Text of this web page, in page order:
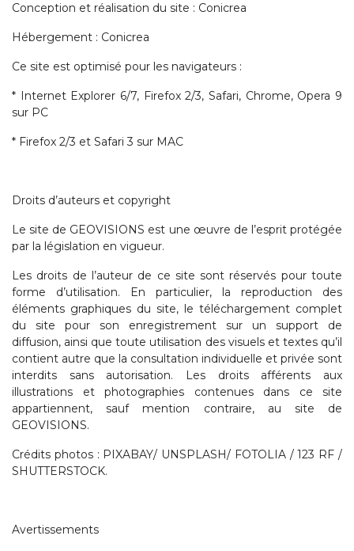
Conception et réalisation du site : Conicrea
Hébergement : Conicrea
Ce site est optimisé pour les navigateurs :
* Internet Explorer 6/7, Firefox 2/3, Safari, Chrome, Opera 9
sur PC
* Firefox 2/3 et Safari 3 sur MAC
Droits d’auteurs et copyright
Le site de GEOVISIONS est une œuvre de l’esprit protégée
par la législation en vigueur.
Les droits de l’auteur de ce site sont réservés pour toute
forme d’utilisation. En particulier, la reproduction des
éléments graphiques du site, le téléchargement complet
du site pour son enregistrement sur un support de
diffusion, ainsi que toute utilisation des visuels et textes qu’il
contient autre que la consultation individuelle et privée sont
interdits sans autorisation. Les droits afférents aux
illustrations et photographies contenues dans ce site
appartiennent, sauf mention contraire, au site de
GEOVISIONS.
Crédits photos : PIXABAY/ UNSPLASH/ FOTOLIA / 123 RF /
SHUTTERSTOCK.
Avertissements